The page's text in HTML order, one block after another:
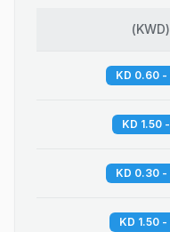
(
KWD
)